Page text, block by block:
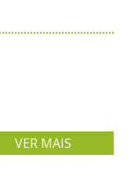
VER MAIS